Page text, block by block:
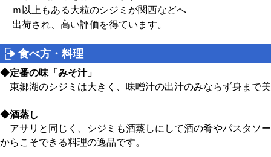
ｍ以上もある大粒のシジミが関西などへ
出荷され、高い評価を得ています。
食べ方・料理
◆定番の味「みそ汁」
東郷湖のシジミは大きく、味噌汁の出汁のみならず身まで
◆酒蒸し
アサリと同じく、シジミも酒蒸しにして酒の肴やパスタソ
からこそできる料理の逸品です。